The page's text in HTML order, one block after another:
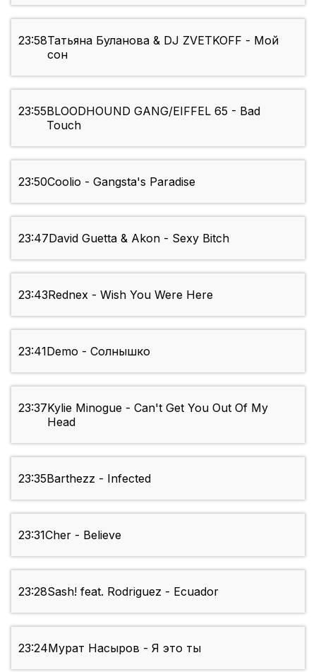
23:58Татьяна Буланова & DJ ZVETKOFF - Мой
сон
23:55BLOODHOUND GANG/EIFFEL 65 - Bad
Touch
23:50Coolio - Gangsta's Paradise
23:47David Guetta & Akon - Sexy Bitch
23:43Rednex - Wish You Were Here
23:41Demo - Солнышко
23:37Kylie Minogue - Can't Get You Out Of My
Head
23:35Barthezz - Infected
23:31Cher - Believe
23:28Sash! feat. Rodriguez - Ecuador
23:24Мурат Насыров - Я это ты